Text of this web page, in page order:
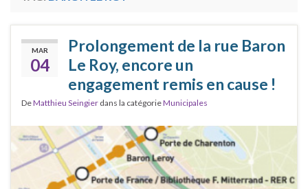
MAR
04
Prolongement de la rue Baron
Le Roy, encore un
engagement remis en cause !
DeMatthieu Seingier dans la catégorieMunicipales